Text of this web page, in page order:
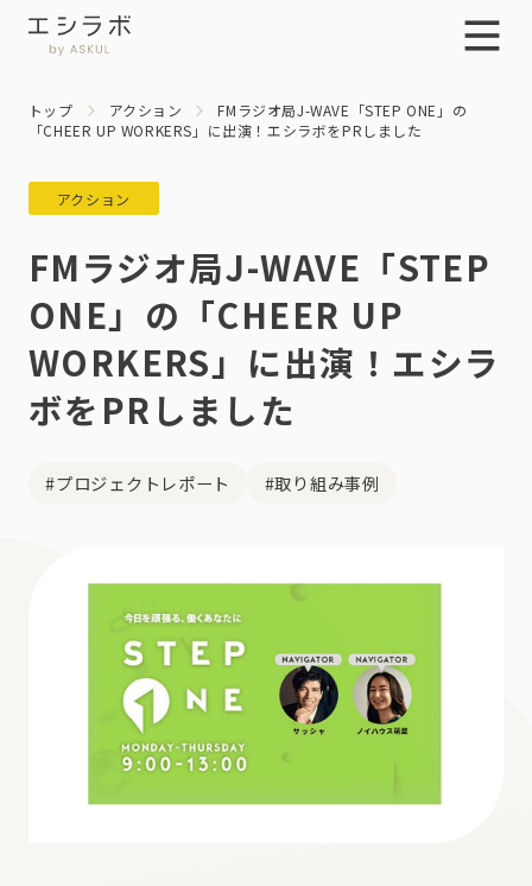
トップ アクション
FMラジオ局J-WAVE「STEP ONE」の
「CHEER UP WORKERS」に出演！エシラボをPRしました
アクション
FMラジオ局J-WAVE「STEP
ONE」の「CHEER UP
WORKERS」に出演！エシラ
ボをPRしました
#プロジェクトレポート #取り組み事例